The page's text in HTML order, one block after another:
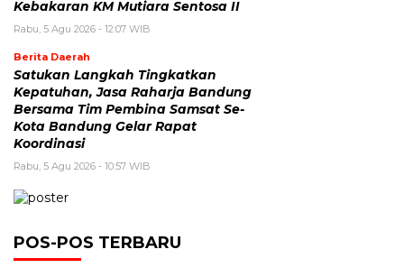
Kebakaran KM Mutiara Sentosa II
Rabu, 5 Agu 2026 - 12:07 WIB
Berita Daerah
Satukan Langkah Tingkatkan
Kepatuhan, Jasa Raharja Bandung
Bersama Tim Pembina Samsat Se-
Kota Bandung Gelar Rapat
Koordinasi
Rabu, 5 Agu 2026 - 10:57 WIB
POS-POS TERBARU